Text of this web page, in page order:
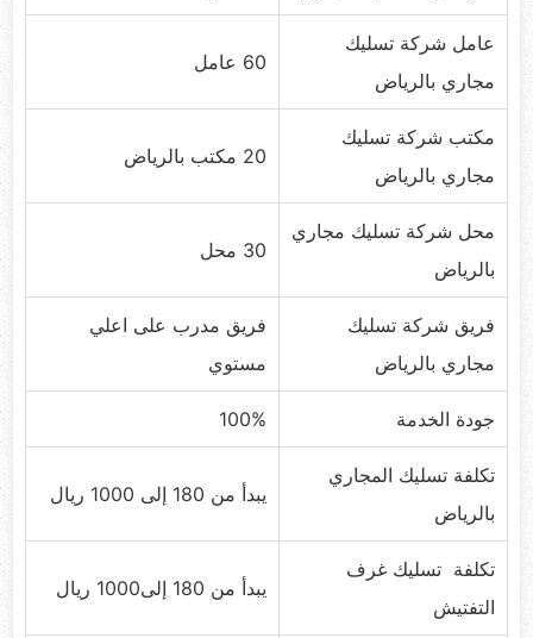
عامل شركة تسليك
مجاري بالرياض
60 عامل
مكتب شركة تسليك
مجاري بالرياض
20 مكتب بالرياض
محل شركة تسليك مجاري
بالرياض
30 محل
فريق شركة تسليك
مجاري بالرياض
فريق مدرب على اعلي
مستوي
جودة الخدمة 100%
تكلفة تسليك المجاري
بالرياض
يبدأ من 180 إلى 1000 ريال
تكلفة تسليك غرف
التفتيش
يبدأ من 180 إلى1000 ريال